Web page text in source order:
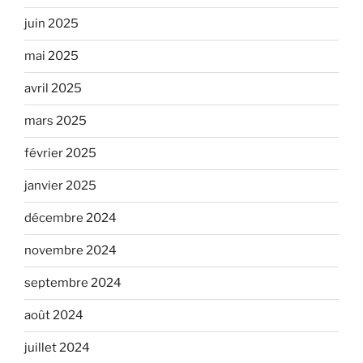
juin 2025
mai 2025
avril 2025
mars 2025
février 2025
janvier 2025
décembre 2024
novembre 2024
septembre 2024
août 2024
juillet 2024